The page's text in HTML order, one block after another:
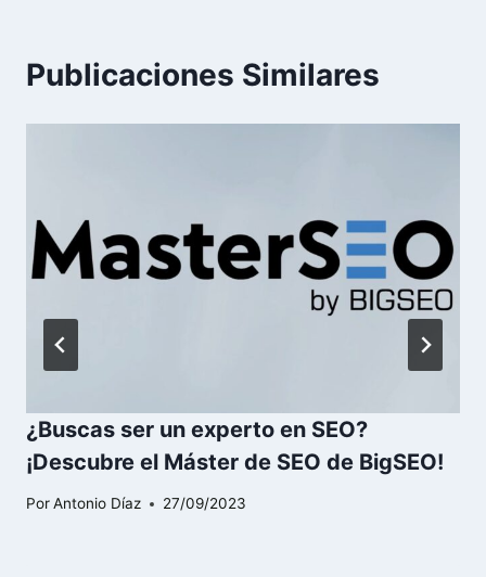
Publicaciones Similares
¿Buscas ser un experto en SEO?
¡Descubre el Máster de SEO de BigSEO!
PorAntonio Díaz 27/09/2023